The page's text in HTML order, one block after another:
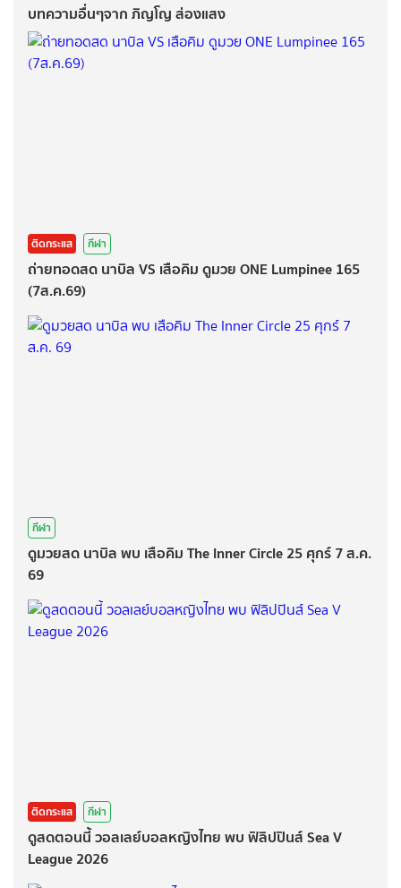
บทความอื่นๆจาก ภิญโญ ส่องแสง
ติดกระแส กีฬา
ถ่ายทอดสด นาบิล VS เสือคิม ดูมวย ONE Lumpinee 165
(7ส.ค.69)
กีฬา
ดูมวยสด นาบิล พบ เสือคิม The Inner Circle 25 ศุกร์ 7 ส.ค.
69
ติดกระแส กีฬา
ดูสดตอนนี้ วอลเลย์บอลหญิงไทย พบ ฟิลิปปินส์ Sea V
League 2026